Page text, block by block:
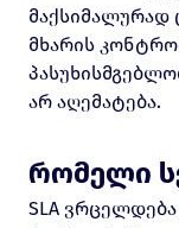
მაქსიმალურად
მხარის
არ აღემატება.
რომელი
SLA ვრცელდება